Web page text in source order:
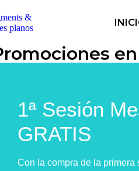
1ª Sesión
GRATIS
Con la compra de la